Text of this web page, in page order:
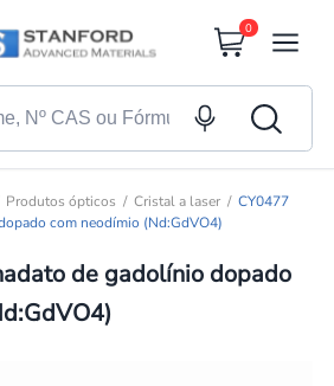
0
Produtos ópticos Cristal a laser
CY0477
com neodímio (Nd:GdVO4)
de gadolínio dopado